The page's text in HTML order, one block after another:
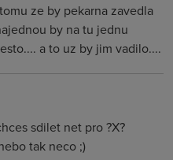
ze by pekarna zavedla
by na tu jednu
a to uz by jim vadilo....
sdilet net pro ?X?
tak neco ;)